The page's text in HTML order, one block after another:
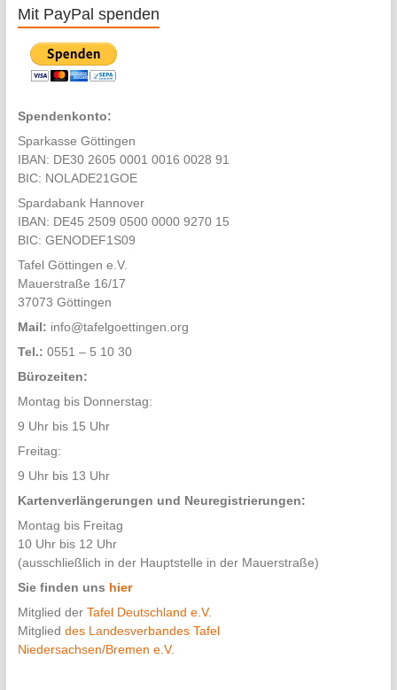
Mit PayPal spenden
Spendenkonto:
Sparkasse Göttingen
IBAN: DE30 2605 0001 0016 0028 91
BIC: NOLADE21GOE
Spardabank Hannover
IBAN: DE45 2509 0500 0000 9270 15
BIC: GENODEF1S09
Tafel Göttingen e.V.
Mauerstraße 16/17
37073 Göttingen
Mail: info@tafelgoettingen.org
Tel.: 0551 – 5 10 30
Bürozeiten:
Montag bis Donnerstag:
9 Uhr bis 15 Uhr
Freitag:
9 Uhr bis 13 Uhr
Kartenverlängerungen und Neuregistrierungen:
Montag bis Freitag
10 Uhr bis 12 Uhr
(ausschließlich in der Hauptstelle in der Mauerstraße)
Sie finden uns hier
Mitglied der Tafel Deutschland e.V.
Mitglied des Landesverbandes Tafel
Niedersachsen/Bremen e.V.